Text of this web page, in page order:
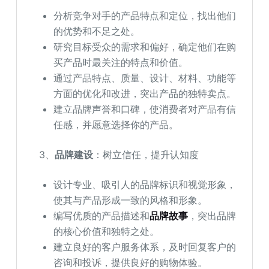
分析竞争对手的产品特点和定位，找出他们
的优势和不足之处。
研究目标受众的需求和偏好，确定他们在购
买产品时最关注的特点和价值。
通过产品特点、质量、设计、材料、功能等
方面的优化和改进，突出产品的独特卖点。
建立品牌声誉和口碑，使消费者对产品有信
任感，并愿意选择你的产品。
3、品牌建设 ：树立信任，提升认知度
设计专业、吸引人的品牌标识和视觉形象，
使其与产品形成一致的风格和形象。
编写优质的产品描述和品牌故事 ，突出品牌
的核心价值和独特之处。
建立良好的客户服务体系，及时回复客户的
咨询和投诉，提供良好的购物体验。